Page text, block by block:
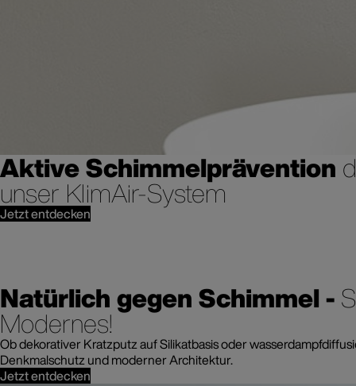
Aktive Schimmelprävention
unser KlimAir-System
Jetzt entdecken
Natürlich gegen Schimmel -
Modernes!
Ob dekorativer Kratzputz auf Silikatbasis oder
Denkmalschutz und moderner Architektur.
Jetzt entdecken